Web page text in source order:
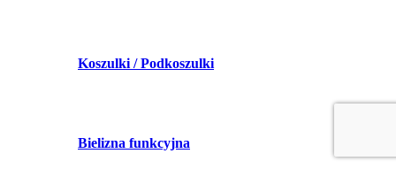
Koszulki / Podkoszulki
Bielizna funkcyjna